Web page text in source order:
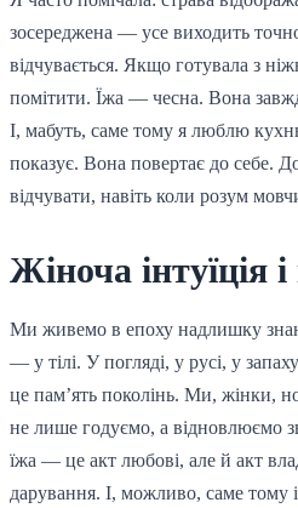
зосереджена — усе виходить
відчувається. Якщо готувала з
помітити. Їжа — чесна. Вона
І, мабуть, саме тому я люблю
показує. Вона повертає до себе.
відчувати, навіть коли розум
Жіноча інтуїція
Ми живемо в епоху надлишку
— у тілі. У погляді, у русі, у
це пам’ять поколінь. Ми, жінки,
не лише годуємо, а відновлюємо
їжа — це акт любові, але й акт
дарування. І, можливо, саме тому